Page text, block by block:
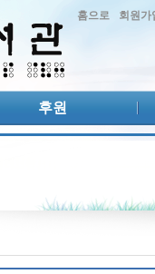
홈으로 회원가
후원